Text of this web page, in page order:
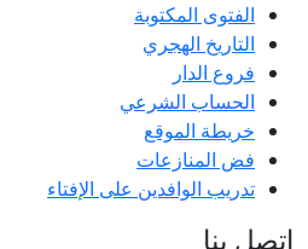
الفتوى المكتوبة
التاريخ الهجري
فروع الدار
الحساب الشرعي
خريطة الموقع
فض المنازعات
تدريب الوافدين على الإفتاء
اتصل بنا